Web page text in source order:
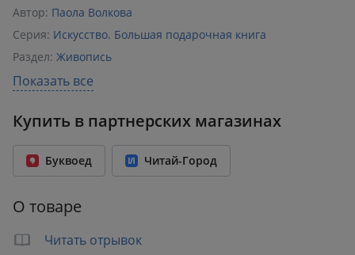
Автор: Паола Волкова
Серия: Искусство. Большая подарочная книга
Раздел: Живопись
Издательство:
Возрастное ограничение: 12+
Количество страниц: 224
Переплет: Твёрдый переплёт
Вес: 1.93 кг
Показать все
Купить в партнерских магазинах
Буквоед Читай-Город
О товаре
Читать отрывок